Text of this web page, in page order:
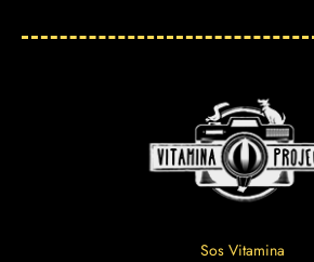
Sos Vitamina